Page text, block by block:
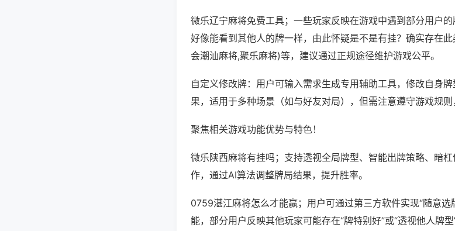
微乐辽宁麻将免费工具；一些玩家反映在游戏中遇到部分用户
好像能看到其他人的牌一样，由此怀疑是不是有挂？确实存在
会潮汕麻将,聚乐麻将)等，建议通过正规途径维护游戏公平。
自定义修改牌：用户可输入需求生成专用辅助工具，修改自身
果，适用于多种场景（如与好友对局），但需注意遵守游戏规则
聚焦相关游戏功能优势与特色！
微乐陕西麻将有挂吗；支持透视全局牌型、智能出牌策略、暗
作，通过AI算法调整牌局结果，提升胜率。
0759湛江麻将怎么才能赢；用户可通过第三方软件实现“随意选
能，部分用户反映其他玩家可能存在“牌特别好”或“透视他人牌